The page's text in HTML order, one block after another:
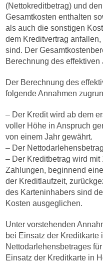
(Nettokreditbetrag) und
Gesamtkosten enthalten
als auch die sonstigen
dem Kreditvertrag
sind. Der
Berechnung des
Der Berechnung des
folgende Annahmen
– Der Kredit wird ab dem
voller Höhe in Anspruch
von einem Jahr gewährt.
– Der
– Der Kreditbetrag wird
Zahlungen, beginnend
der Kreditlaufzeit,
des Karteninhabers sind
Kosten ausgeglichen.
Unter vorstehenden
bei Einsatz der Kreditkarte
Nettodarlehensbetrages
Einsatz der Kreditkarte in